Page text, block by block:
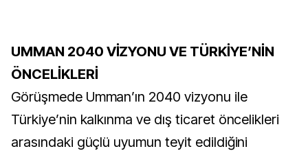
UMMAN 2040 VİZYONU VE TÜRKİYE’NİN
ÖNCELİKLERİ
Görüşmede Umman’ın 2040 vizyonu ile
Türkiye’nin kalkınma ve dış ticaret öncelikleri
arasındaki güçlü uyumun teyit edildiğini